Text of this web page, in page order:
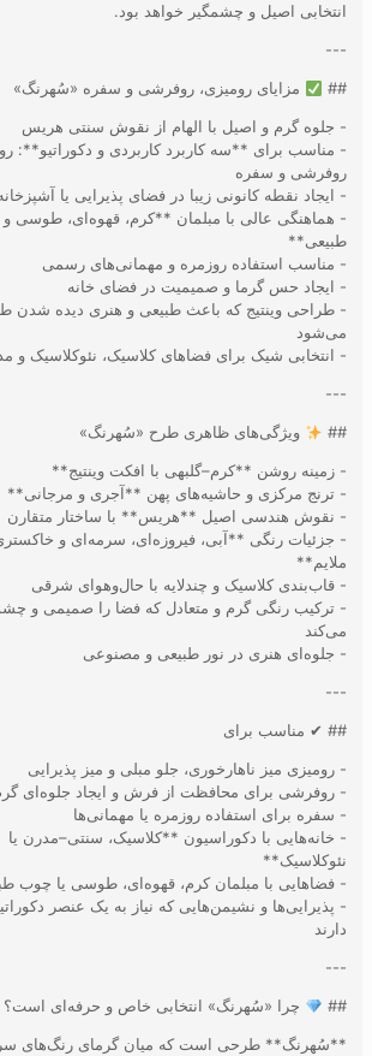
انتخابی اصیل و چشمگیر خواهد بود.
---
##
مزایای رومیزی، روفرشی و سفره «سُهرنگ»
- جلوه گرم و اصیل با الهام از نقوش سنتی هریس
- مناسب برای **سه کاربرد کاربردی و دکوراتیو**:
روفرشی و سفره
- ایجاد نقطه کانونی زیبا در فضای پذیرایی یا
- هماهنگی عالی با مبلمان **کرم، قهوه‌ای، طوسی
طبیعی**
- مناسب استفاده روزمره و مهمانی‌های رسمی
- ایجاد حس گرما و صمیمیت در فضای خانه
- طراحی وینتیج که باعث طبیعی و هنری دیده شدن
می‌شود
- انتخابی شیک برای فضاهای کلاسیک، نئوکلاسیک و
---
##
ویژگی‌های ظاهری طرح «سُهرنگ»
- زمینه روشن **کرم–گلبهی با افکت وینتیج**
- ترنج مرکزی و حاشیه‌های پهن **آجری و مرجانی**
- نقوش هندسی اصیل **هریس** با ساختار متقارن
- جزئیات رنگی **آبی، فیروزه‌ای، سرمه‌ای و
ملایم**
- قاب‌بندی کلاسیک و چندلایه با حال‌وهوای شرقی
- ترکیب رنگی گرم و متعادل که فضا را صمیمی و
می‌کند
- جلوه‌ای هنری در نور طبیعی و مصنوعی
---
## ✔ مناسب برای
- رومیزی میز ناهارخوری، جلو مبلی و میز پذیرایی
- روفرشی برای محافظت از فرش و ایجاد جلوه‌ای
- سفره برای استفاده روزمره یا مهمانی‌ها
- خانه‌هایی با دکوراسیون **کلاسیک، سنتی–مدرن یا
نئوکلاسیک**
- فضاهایی با مبلمان کرم، قهوه‌ای، طوسی یا چوب
- پذیرایی‌ها و نشیمن‌هایی که نیاز به یک عنصر
دارند
---
##
چرا «سُهرنگ» انتخابی خاص و حرفه‌ای است؟
**سُهرنگ** طرحی است که میان گرمای رنگ‌های